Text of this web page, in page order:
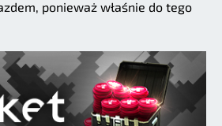
ponieważ właśnie do tego